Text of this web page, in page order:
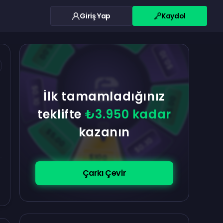
Giriş Yap Kaydol
İlk tamamladığınız
teklifte ₺3.950 kadar
kazanın
Çarkı Çevir
$100
$5.00
$5.00
$0.10 $5.00
$5.00